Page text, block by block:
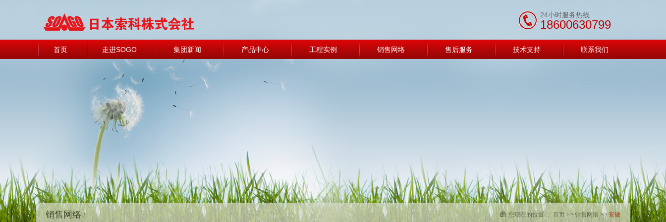
24小时服务热线
18600630799
首页 走进SOGO 集团新闻 产品中心 工程实例 销售网络 售后服务 技术支持 联系我们
销售网络 / 您现在的位置 ： 首页 >>销售网络 >> 安徽